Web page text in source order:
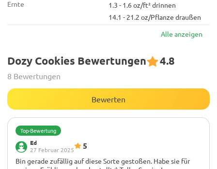
Ernte
1.3 - 1.6 oz/ft² drinnen
14.1 - 21.2 oz/Pflanze draußen
Alle anzeigen
Dozy Cookies Bewertungen 4.8
8 Bewertungen
Bewerten
Top-Bewertung
Ed
27 Februar 2025
5
Bin gerade zufällig auf diese Sorte gestoßen. Habe sie für